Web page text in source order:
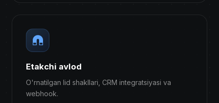
Etakchi avlod
O'rnatilgan lid shakllari, CRM integratsiyasi va
webhook.